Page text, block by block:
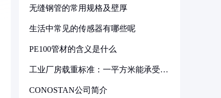
无缝钢管的常用规格及壁厚
生活中常见的传感器有哪些呢
PE100管材的含义是什么
工业厂房载重标准：一平方米能承受多
CONOSTAN公司简介